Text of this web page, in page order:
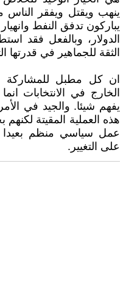
ينهب ويقتل ويفقر الناس
يباركون تدفق النفط
الدولار، وبالفعل فقد
الثقة للجماهير في قدرتها
ان كل مطبل للمشاركة
الخارج في الانتخابات
يفهم شيئا. والجيد في
هذه العملية المقيتة
عمل سياسي منظم بعيدا
على التغيير.